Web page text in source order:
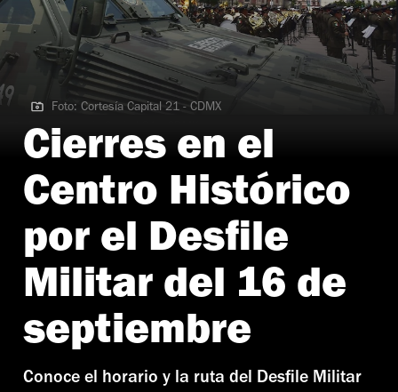
Foto: Cortesía Capital 21 - CDMX
Foto: Cortesía Capital 21 - CDMX
Cierres en el
Centro Histórico
por el Desfile
Militar del 16 de
septiembre
Conoce el horario y la ruta del Desfile Militar